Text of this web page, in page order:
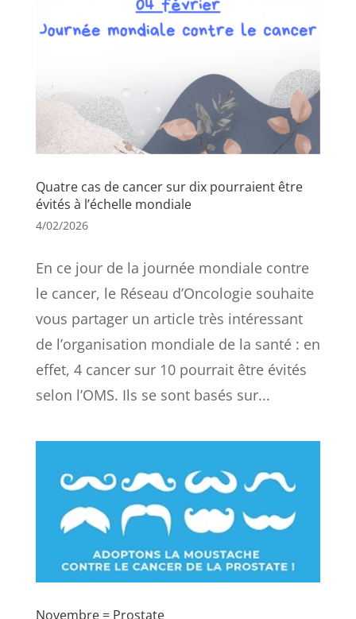
Quatre cas de cancer sur dix pourraient être
évités à l’échelle mondiale
4/02/2026
En ce jour de la journée mondiale contre
le cancer, le Réseau d’Oncologie souhaite
vous partager un article très intéressant
de l’organisation mondiale de la santé : en
effet, 4 cancer sur 10 pourrait être évités
selon l’OMS. Ils se sont basés sur...
Novembre = Prostate